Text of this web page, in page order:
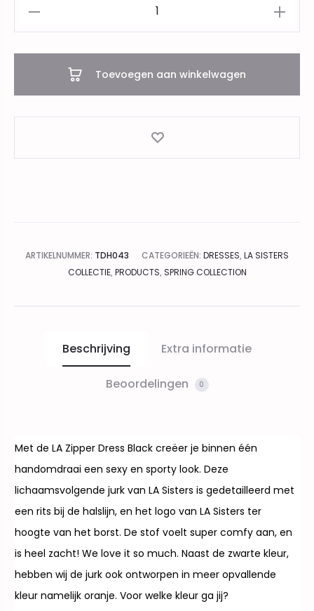
Toevoegen aan winkelwagen
ARTIKELNUMMER: TDH043 CATEGORIEËN: DRESSES, LA SISTERS
COLLECTIE, PRODUCTS, SPRING COLLECTION
Beschrijving Extra informatie
Beoordelingen 0
Met de LA Zipper Dress Black creëer je binnen één
handomdraai een sexy en sporty look. Deze
lichaamsvolgende jurk van LA Sisters is gedetailleerd met
een rits bij de halslijn, en het logo van LA Sisters ter
hoogte van het borst. De stof voelt super comfy aan, en
is heel zacht! We love it so much. Naast de zwarte kleur,
hebben wij de jurk ook ontworpen in meer opvallende
kleur namelijk oranje. Voor welke kleur ga jij?